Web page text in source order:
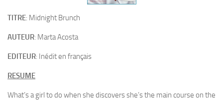
TITRE: Midnight Brunch
AUTEUR: Marta Acosta
EDITEUR: Inédit en français
RESUME
What’s a girl to do when she discovers she’s the main course on the